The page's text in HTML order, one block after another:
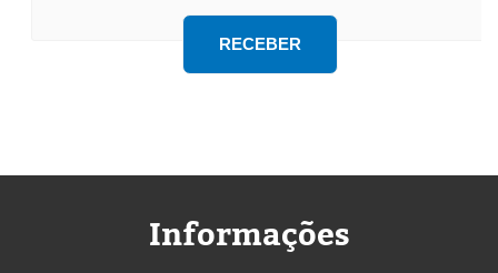
Informações